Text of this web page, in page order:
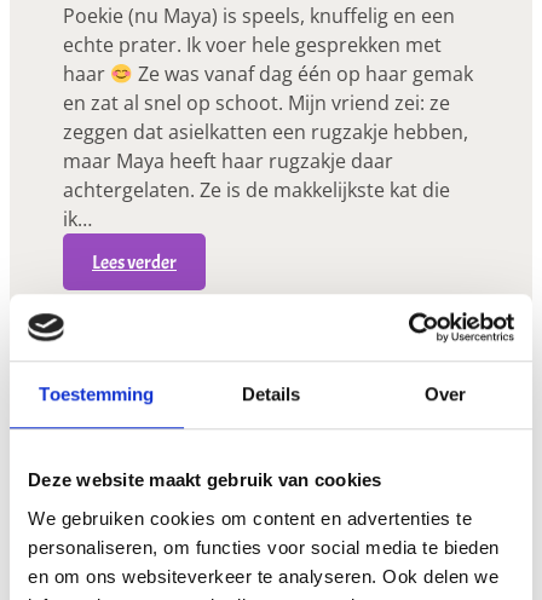
Toestemming Details Over
Deze website maakt gebruik van cookies
We gebruiken cookies om content en advertenties te
personaliseren, om functies voor social media te bieden
en om ons websiteverkeer te analyseren. Ook delen we
Poekie (nu Maya) is speels, knuffelig en een
echte prater. Ik voer hele gesprekken met
haar
Ze was vanaf dag één op haar gemak
en zat al snel op schoot. Mijn vriend zei: ze
zeggen dat asielkatten een rugzakje hebben,
maar Maya heeft haar rugzakje daar
achtergelaten. Ze is de makkelijkste kat die
ik…
Lees verder:
M
V
o
r
h
e